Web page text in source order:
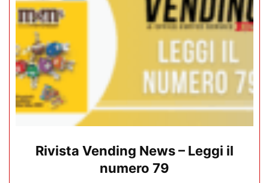
Rivista Vending News – Leggi il
numero 79